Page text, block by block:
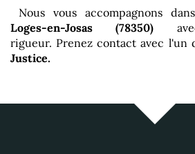
Nous vous accompagnons
Loges-en-Josas (78350)
rigueur. Prenez contact avec l'un
Justice.